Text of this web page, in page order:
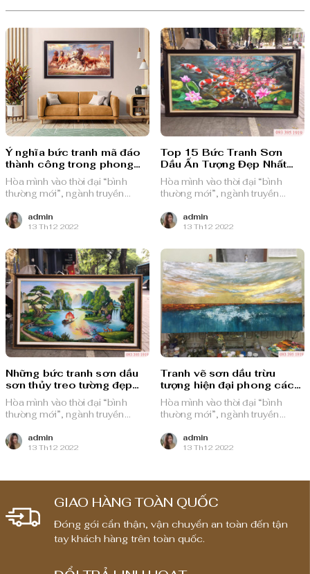
Ý nghĩa bức tranh mã đáo
thành công trong phong
thủy
Hòa mình vào thời đại “bình
thường mới”, ngành truyền
nguồn lực dồi dào và chiến lược
bài bản, sẵn sàng ghi danh trên
admin
13 Th12 2022
Top 15 Bức Tranh Sơn
Dầu Ấn Tượng Đẹp Nhất
Hiện Nay
Hòa mình vào thời đại “bình
thường mới”, ngành truyền
nguồn lực dồi dào và chiến lược
bài bản, sẵn sàng ghi danh trên
admin
13 Th12 2022
Những bức tranh sơn dầu
sơn thủy treo tường đẹp
nhất
Hòa mình vào thời đại “bình
thường mới”, ngành truyền
nguồn lực dồi dào và chiến lược
bài bản, sẵn sàng ghi danh trên
admin
13 Th12 2022
Tranh vẽ sơn dầu trừu
tượng hiện đại phong cách
mới sang trọng
Hòa mình vào thời đại “bình
thường mới”, ngành truyền
nguồn lực dồi dào và chiến lược
bài bản, sẵn sàng ghi danh trên
admin
13 Th12 2022
GIAO HÀNG TOÀN QUỐC
Đóng gói cẩn thận, vận chuyển an toàn đến tận
tay khách hàng trên toàn quốc.